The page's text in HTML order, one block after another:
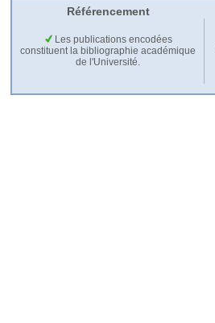
Référencement
Les publications encodées
constituent la bibliographie académique
de l'Université.